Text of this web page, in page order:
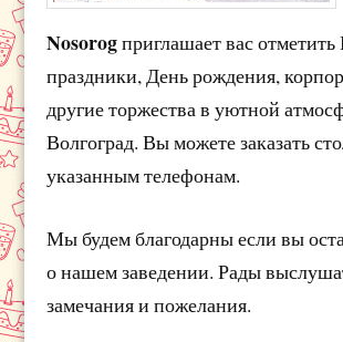
Nosorogприглашает вас
праздники, День рождения,
другие торжества в уютной
Волгоград. Вы можете заказать
указанным телефонам.
Мы будем благодарны если вы
о нашем заведении. Рады
замечания и пожелания.